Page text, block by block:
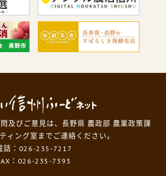
及びご意見は、長野県 農政部 農業政策課
ィング室までご連絡ください。
話：026-235-7217
：026-235-7393